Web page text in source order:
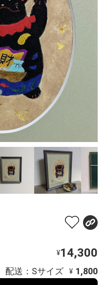
¥14,300
配送：Sサイズ ¥ 1,800